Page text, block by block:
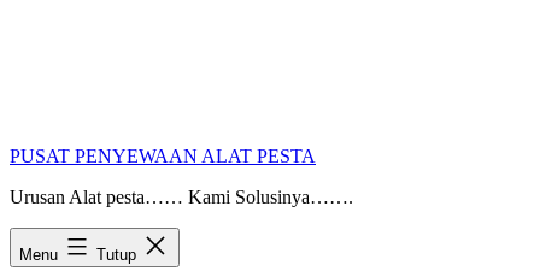
PUSAT PENYEWAAN ALAT PESTA
Urusan Alat pesta…… Kami Solusinya…….
Menu Tutup